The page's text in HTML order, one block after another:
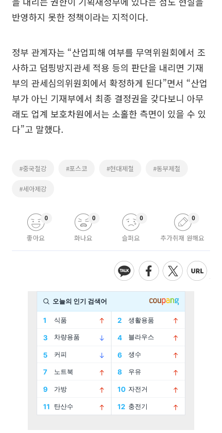
반영하지 못한 정책이라는 지적이다.
정부 관계자는 “산업피해 여부를 무역위원회에서 조
사하고 덤핑방지관세 적용 등의 판단을 내리면 기재
부의 관세심의위원회에서 확정하게 된다”면서 “산업
부가 아닌 기재부에서 최종 결정권을 갖다보니 아무
래도 업계 보호차원에서는 소홀한 측면이 있을 수 있
다”고 말했다.
#중국철강 #포스코 #현대제철 #동부제철
#세아제강
좋아요
0
화나요
0
슬퍼요
0
추가취재 원해요
0